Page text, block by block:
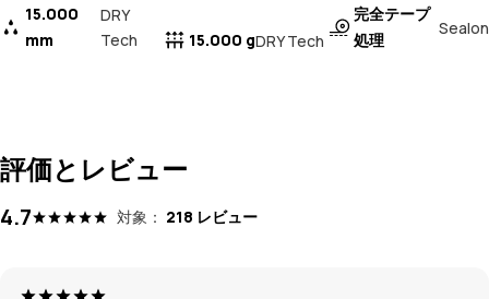
15.000
mm
DRY
Tech
15.000 gDRY Tech
完全テープ
処理
Sealon
評価とレビュー
4.7 対象： 218 レビュー